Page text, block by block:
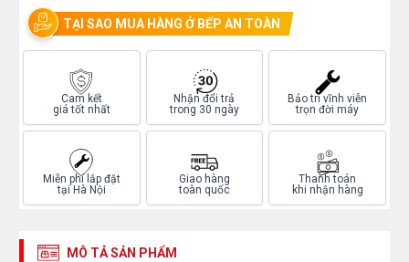
TẠI SAO MUA HÀNG Ở BẾP AN TOÀN
Cam kết
giá tốt nhất
Nhận đổi trả
trong 30 ngày
Bảo trì vĩnh viễn
trọn đời máy
Miễn phí lắp đặt
tại Hà Nội
Giao hàng
toàn quốc
Thanh toán
khi nhận hàng
MÔ TẢ SẢN PHẨM